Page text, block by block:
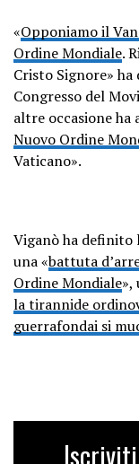
«Opponiamo il
Ordine Mondiale.
Cristo Signore»
Congresso del
altre occasione ha
Nuovo Ordine
Vaticano».
Viganò ha
una «battuta
Ordine Mondiale»,
la tirannide
guerrafondai si